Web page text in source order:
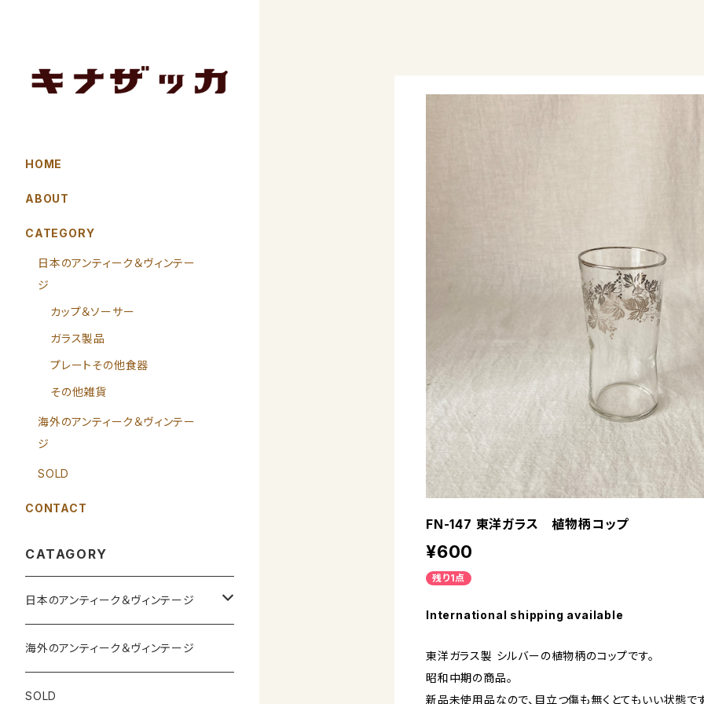
FN-147 東洋ガラス 植物柄コップ
¥600
残り1点
International shipping available
東洋ガラス製 シルバーの植物柄のコップです。
昭和中期の商品。
新品未使用品なので、目立つ傷も無くとてもいい状態で
HOME
ABOUT
CATEGORY
日本のアンティーク＆ヴィンテー
ジ
カップ＆ソーサー
ガラス製品
プレートその他食器
その他雑貨
海外のアンティーク＆ヴィンテー
ジ
SOLD
CONTACT
CATAGORY
日本のアンティーク＆ヴィンテージ
カップ＆ソーサー
ガラス製品
海外のアンティーク＆ヴィンテージ
SOLD